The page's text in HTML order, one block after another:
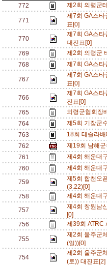
772 제2회 의령군
771
제7회 GA스타
표[0]
770
제7회 GA스타
대진표[0]
769 제2회 의령군
768
제7회 GA스타
767
제7회 GA스타
표[0]
766
제7회 GA스타
진표[0]
765 의령군협회장
764
제5회 기장군
763
18회 테슬라
762
제19회 남해
761
제4회 해운대
760
제4회 해운대
759
제5회 합천오
(3.22)[0]
758
제4회 해운대
757
제4회 창원남
[0]
756
제39회 ATRC
755
제2회 울주군
(일))[0]
754
제2회 울주군
(토)) 대진표[2]